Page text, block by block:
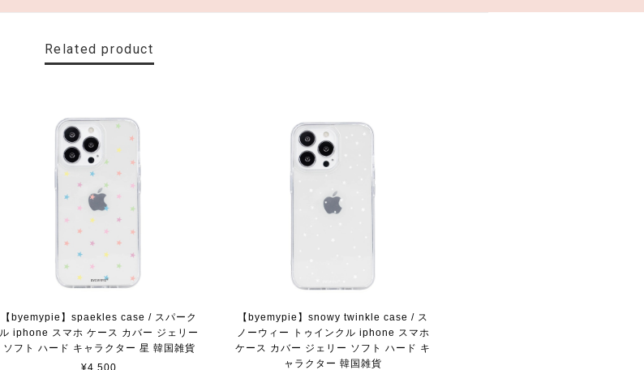
Related product
【byemypie】spaekles case / スパーク
ル iphone スマホ ケース カバー ジェリー
ソフト ハード キャラクター 星 韓国雑貨
¥4,500
【byemypie】snowy twinkle case / ス
ノーウィー トゥインクル iphone スマホ
ケース カバー ジェリー ソフト ハード キ
ャラクター 韓国雑貨